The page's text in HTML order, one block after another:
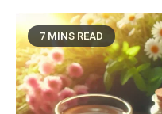
7 MINS READ